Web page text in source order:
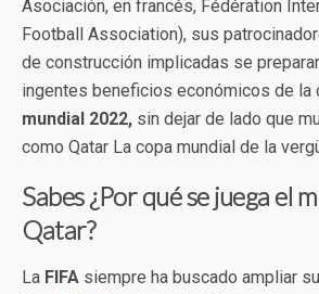
Asociación​, en francés, Fédération
Football Association), sus
de construcción implicadas se
ingentes beneficios económicos de la
mundial 2022, sin dejar de lado que
como Qatar La copa mundial de la
Sabes ¿Por qué se juega el
Qatar?
La FIFA siempre ha buscado ampliar